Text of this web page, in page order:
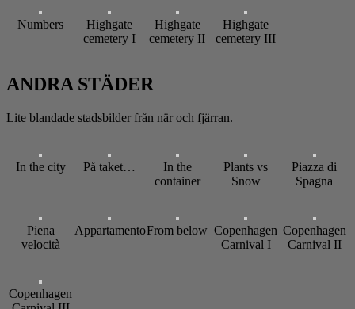
Numbers
Highgate
cemetery I
Highgate
cemetery II
Highgate
cemetery III
ANDRA STÄDER
Lite blandade stadsbilder från när och fjärran.
In the city På taket…
In the
container
Plants vs
Snow
Piazza di
Spagna
Piena
velocità
AppartamentoFrom below Copenhagen
Carnival I
Copenhagen
Carnival II
Copenhagen